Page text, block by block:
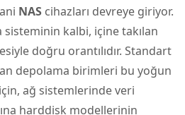
NAS cihazları devreye giriyor.
kalbi, içine takılan
doğru orantılıdır. Standart
depolama birimleri bu yoğun
ağ sistemlerinde veri
harddisk modellerinin